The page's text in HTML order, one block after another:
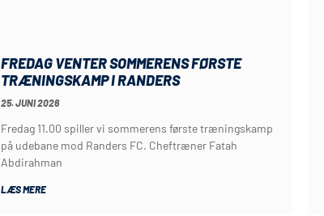
FREDAG VENTER SOMMERENS FØRSTE
TRÆNINGSKAMP I RANDERS
25. JUNI 2026
Fredag 11.00 spiller vi sommerens første træningskamp
på udebane mod Randers FC. Cheftræner Fatah
Abdirahman
LÆS MERE